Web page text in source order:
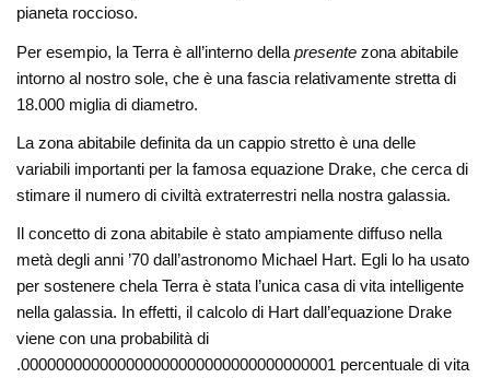
pianeta roccioso.
Per esempio, la Terra è all’interno dellapresente zona abitabile
intorno al nostro sole, che è una fascia relativamente stretta di
18.000 miglia di diametro.
La zona abitabile definita da un cappio stretto è una delle
variabili importanti per la famosa equazione Drake, che cerca di
stimare il numero di civiltà extraterrestri nella nostra galassia.
Il concetto di zona abitabile è stato ampiamente diffuso nella
metà degli anni ’70 dall’astronomo Michael Hart. Egli lo ha usato
per sostenere chela Terra è stata l’unica casa di vita intelligente
nella galassia. In effetti, il calcolo di Hart dall’equazione Drake
viene con una probabilità di
.000000000000000000000000000000000001 percentuale di vita